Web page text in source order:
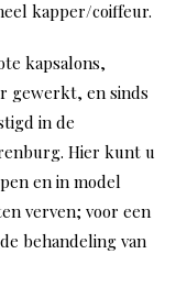
kapper/coiffeur.
kapsalons,
gewerkt, en sinds
in de
Hier kunt u
en in model
verven; voor een
behandeling van